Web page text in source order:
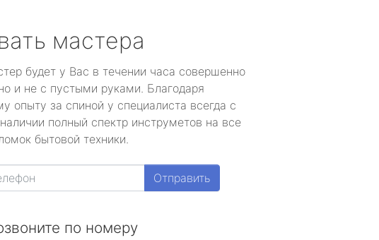
мастера
будет у Вас в течении часа совершенно
и не с пустыми руками. Благодаря
опыту за спиной у специалиста всегда с
полный спектр инструметов на все
бытовой техники.
Отправить
по номеру